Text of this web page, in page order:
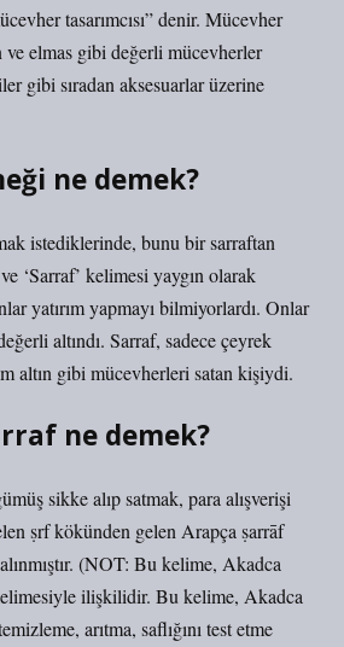
tasarımcısı” denir. Mücevher
ve elmas gibi değerli mücevherler
gibi sıradan aksesuarlar üzerine
ne demek?
istediklerinde, bunu bir sarraftan
‘Sarraf’ kelimesi yaygın olarak
yatırım yapmayı bilmiyorlardı. Onlar
altındı. Sarraf, sadece çeyrek
altın gibi mücevherleri satan kişiydi.
ne demek?
sikke alıp satmak, para alışverişi
ṣrf kökünden gelen Arapça ṣarrāf
ilişkilidir. Bu kelime, Akadca
arıtma, saflığını test etme